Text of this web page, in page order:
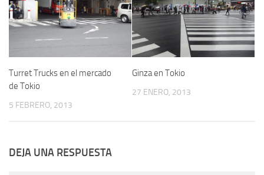
Turret Trucks en el mercado
de Tokio
5 FEBRERO, 2013
Ginza en Tokio
27 ENERO, 2013
DEJA UNA RESPUESTA